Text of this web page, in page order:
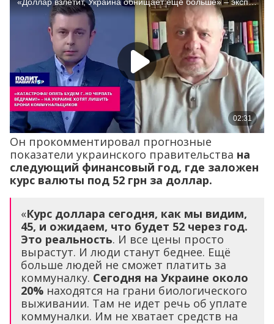
Он прокомментировал прогнозные
показатели украинского правительства на
следующий финансовый год, где заложен
курс валюты под 52 грн за доллар.
«Курс доллара сегодня, как мы видим,
45, и ожидаем, что будет 52 через год.
Это реальность. И все цены просто
вырастут. И люди станут беднее. Ещё
больше людей не сможет платить за
коммуналку. Сегодня на Украине около
20% находятся на грани биологического
выживании. Там не идет речь об уплате
коммуналки. Им не хватает средств на